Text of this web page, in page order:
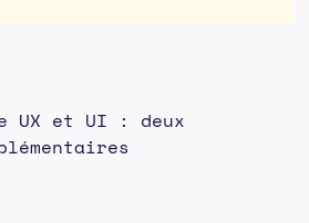
UX et UI : deux